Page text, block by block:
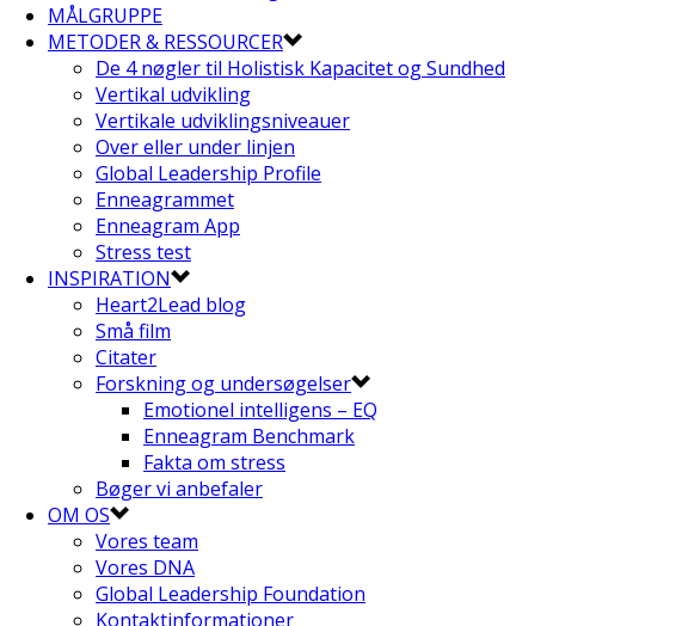
MÅLGRUPPE
METODER & RESSOURCER
De 4 nøgler til Holistisk Kapacitet og Sundhed
Vertikal udvikling
Vertikale udviklingsniveauer
Over eller under linjen
Global Leadership Profile
Enneagrammet
Enneagram App
Stress test
INSPIRATION
Heart2Lead blog
Små film
Citater
Forskning og undersøgelser
Emotionel intelligens – EQ
Enneagram Benchmark
Fakta om stress
Bøger vi anbefaler
OM OS
Vores team
Vores DNA
Global Leadership Foundation
Kontaktinformationer